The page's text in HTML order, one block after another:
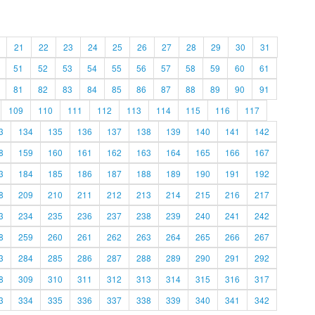
21 22 23 24 25 26 27 28 29 30
31
51 52 53 54 55 56 57 58 59 60
61
81 82 83 84 85 86 87 88 89 90
91
109 110 111 112 113 114 115 116
117
134 135 136 137 138 139 140 141
142
159 160 161 162 163 164 165 166
167
184 185 186 187 188 189 190 191
192
209 210 211 212 213 214 215 216
217
234 235 236 237 238 239 240 241
242
259 260 261 262 263 264 265 266
267
284 285 286 287 288 289 290 291
292
309 310 311 312 313 314 315 316
317
334 335 336 337 338 339 340 341 342